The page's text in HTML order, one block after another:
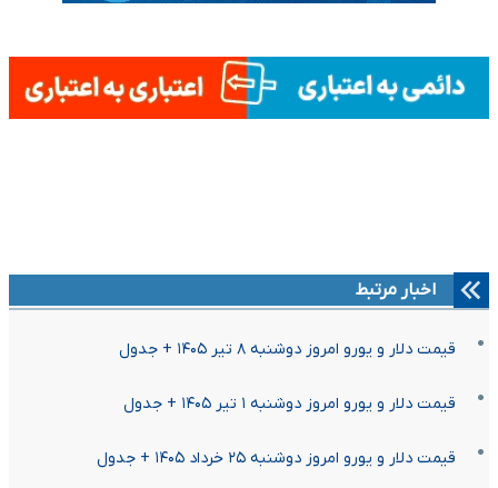
اخبار مرتبط
قیمت دلار و یورو امروز دوشنبه ۸ تیر ۱۴۰۵ + جدول
قیمت دلار و یورو امروز دوشنبه ۱ تیر ۱۴۰۵ + جدول
قیمت دلار و یورو امروز دوشنبه ۲۵ خرداد ۱۴۰۵ + جدول